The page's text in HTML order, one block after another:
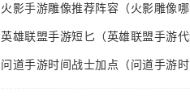
火影手游雕像推荐阵容（火影雕像哪
英雄联盟手游短匕（英雄联盟手游代
问道手游时间战士加点（问道手游时